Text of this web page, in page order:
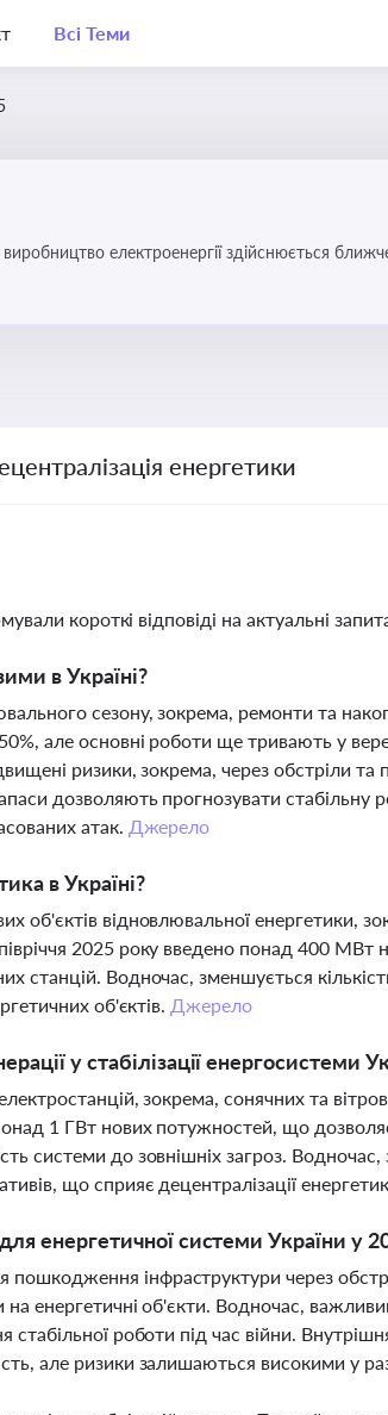
Всі Теми
електроенергії здійснюється
транспортуванні енергії та стимулювання
енергетики
короткі відповіді на актуальні
в Україні?
сезону, зокрема, ремонти та
але основні роботи ще тривають у
ризики, зокрема, через обстріли
дозволяють прогнозувати стабільну
атак. Джерело
в Україні?
об'єктів відновлювальної енергетики,
2025 року введено понад 400 МВт
станцій. Водночас, зменшується
об'єктів. Джерело
у стабілізації енергосистеми
зокрема, сонячних та
1 ГВт нових потужностей, що
системи до зовнішніх загроз. Водночас,
що сприяє децентралізації
енергетичної системи України у
інфраструктури через
енергетичні об'єкти. Водночас,
стабільної роботи під час війни.
але ризики залишаються високими у